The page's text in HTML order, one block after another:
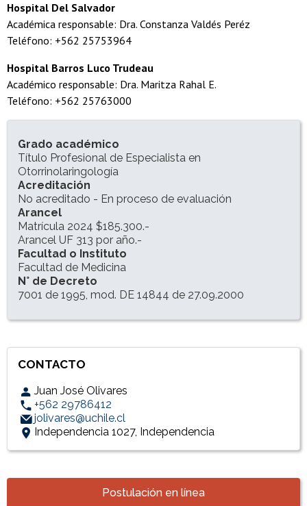
Hospital Del Salvador
Académica responsable: Dra. Constanza Valdés Peréz
Teléfono: +562 25753964
Hospital Barros Luco Trudeau
Académico responsable: Dra. Maritza Rahal E.
Teléfono: +562 25763000
Accesos directosPostulación en línea
INFORMACIÓN DEL PROGRAMA
Grado académico
Título Profesional de Especialista en
Otorrinolaringología
Acreditación
No acreditado - En proceso de evaluación
Arancel
Matrícula 2024 $185.300.-
Arancel UF 313 por año.-
Facultad o Instituto
Facultad de Medicina
N° de Decreto
7001 de 1995, mod. DE 14844 de 27.09.2000
CONTACTO
Juan José Olivares
+562 29786412
jolivares@uchile.cl
Independencia 1027, Independencia